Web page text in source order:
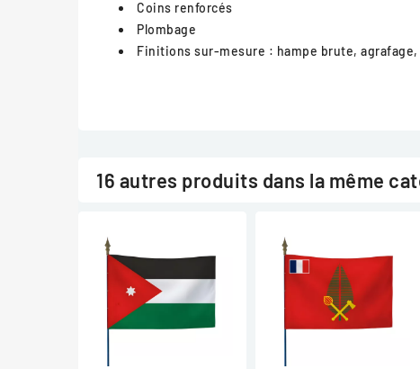
Coins renforcés
Plombage
Finitions sur-mesure : hampe brute,
16 autres produits dans la même